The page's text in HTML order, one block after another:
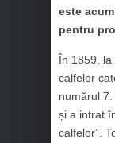
este
pentru
În 1859, la
calfelor
numărul
și a intrat
calfelor”.